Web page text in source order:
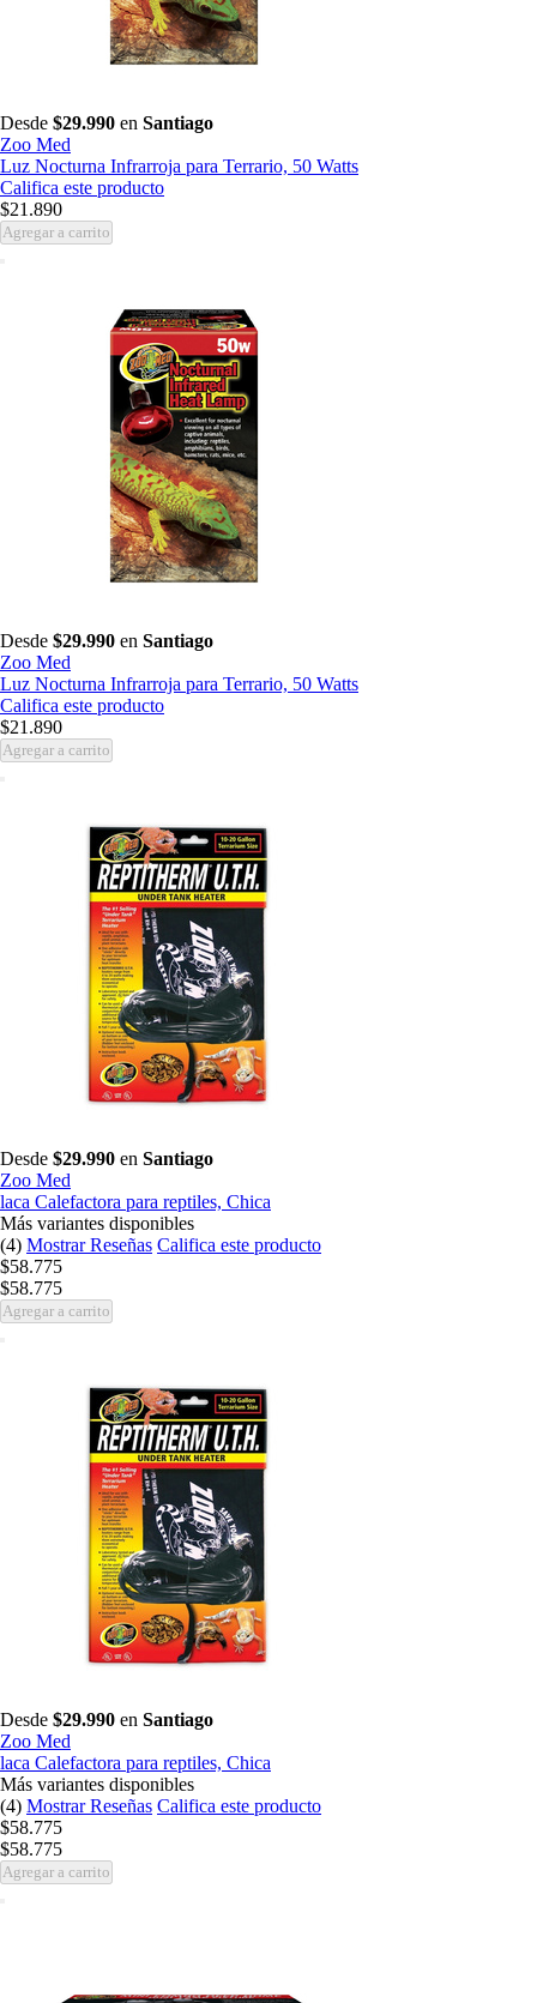
Desde $29.990 en Santiago
Zoo Med
Luz Nocturna Infrarroja para Terrario, 50 Watts
Califica este producto
$21.890
Agregar a carrito
Desde $29.990 en Santiago
Zoo Med
Luz Nocturna Infrarroja para Terrario, 50 Watts
Califica este producto
$21.890
Agregar a carrito
Desde $29.990 en Santiago
Zoo Med
laca Calefactora para reptiles, Chica
Más variantes disponibles
(4) Mostrar Reseñas Califica este producto
$58.775
$58.775
Agregar a carrito
Desde $29.990 en Santiago
Zoo Med
laca Calefactora para reptiles, Chica
Más variantes disponibles
(4) Mostrar Reseñas Califica este producto
$58.775
$58.775
Agregar a carrito